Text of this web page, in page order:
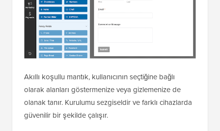
Akıllı koşullu mantık, kullanıcının seçtiğine bağlı
olarak alanları göstermenize veya gizlemenize de
olanak tanır. Kurulumu sezgiseldir ve farklı cihazlarda
güvenilir bir şekilde çalışır.